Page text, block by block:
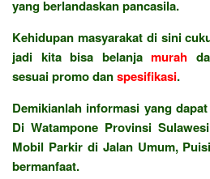
yang berlandaskan pancasila.
Kehidupan masyarakat di sini
jadi kita bisa belanjamurah
sesuai promo danspesifikasi.
Demikianlah informasi yang
Di Watampone Provinsi
Mobil Parkir di Jalan Umum,
bermanfaat.